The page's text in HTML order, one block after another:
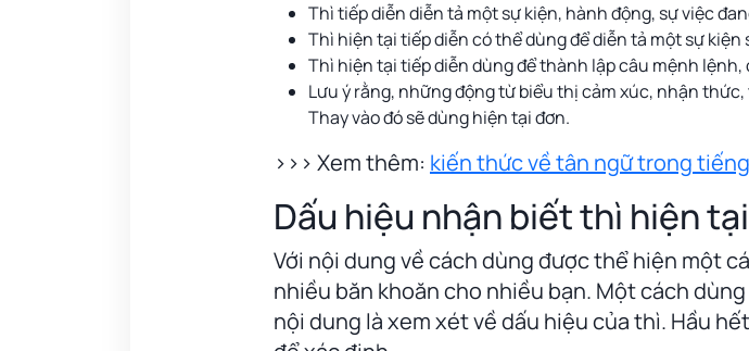
Thì tiếp diễn diễn tả một sự kiện, hành động, sự việc
Thì hiện tại tiếp diễn có thể dùng để diễn tả một sự kiện
Thì hiện tại tiếp diễn dùng để thành lập câu mệnh lệnh,
Lưu ý rằng, những động từ biểu thị cảm xúc, nhận
Thay vào đó sẽ dùng hiện tại đơn.
>>> Xem thêm: kiến thức về tân ngữ trong
Dấu hiệu nhận biết thì hiện
Với nội dung về cách dùng được thể hiện một
nhiều băn khoăn cho nhiều bạn. Một cách
nội dung là xem xét về dấu hiệu của thì. Hầu